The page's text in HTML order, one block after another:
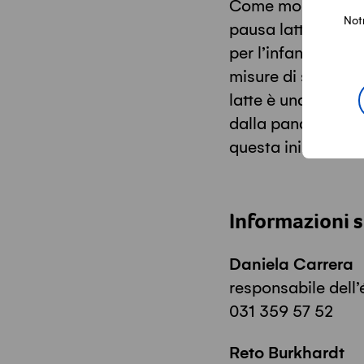
Come molte
pausa latte
per l’infanzia,
misure di
latte è una
dalla pandemia,
questa iniziativa!
Informazioni
Daniela Carrera
responsabile
031 359 57 52
Reto Burkhardt